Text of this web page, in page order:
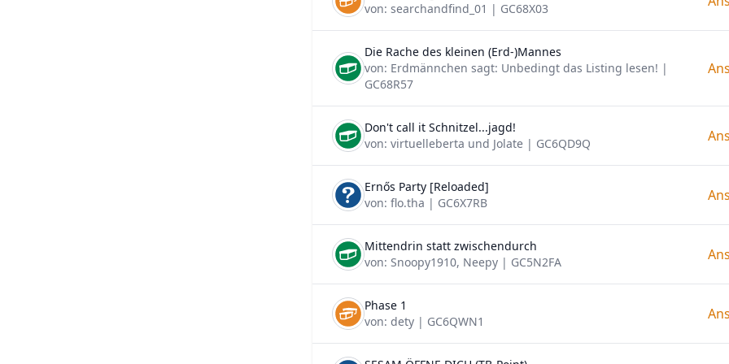
von: searchandfind_01 | GC68X03
Die Rache des kleinen (Erd-)Mannes
von: Erdmännchen sagt: Unbedingt das Listing lesen! |
GC68R57
Don't call it Schnitzel...jagd!
von: virtuelleberta und Jolate | GC6QD9Q
Ernős Party [Reloaded]
von: flo.tha | GC6X7RB
Mittendrin statt zwischendurch
von: Snoopy1910, Neepy | GC5N2FA
Phase 1
von: dety | GC6QWN1